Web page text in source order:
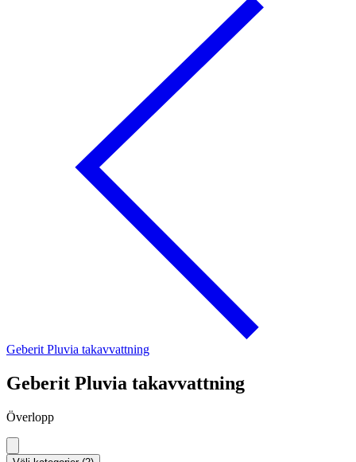
Geberit Pluvia takavvattning
Geberit Pluvia takavvattning
Överlopp